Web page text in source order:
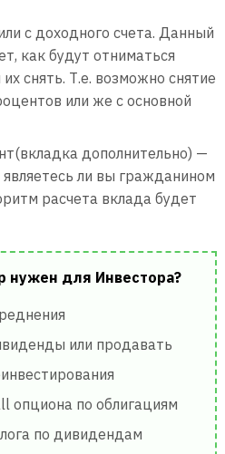
с доходного счета. Данный
как будут отниматься
снять. Т.е. возможно снятие
или же с основной
дополнительно) —
ли вы гражданином
расчета вклада будет
нужен для Инвестора?
или продавать
опциона по облигациям
по дивидендам